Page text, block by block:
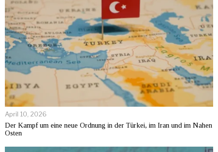
April 10, 2026
Der Kampf um eine neue Ordnung in der Türkei, im Iran und im Nahen
Osten